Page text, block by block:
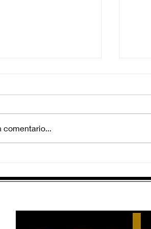
DEL RÍO
comentario...